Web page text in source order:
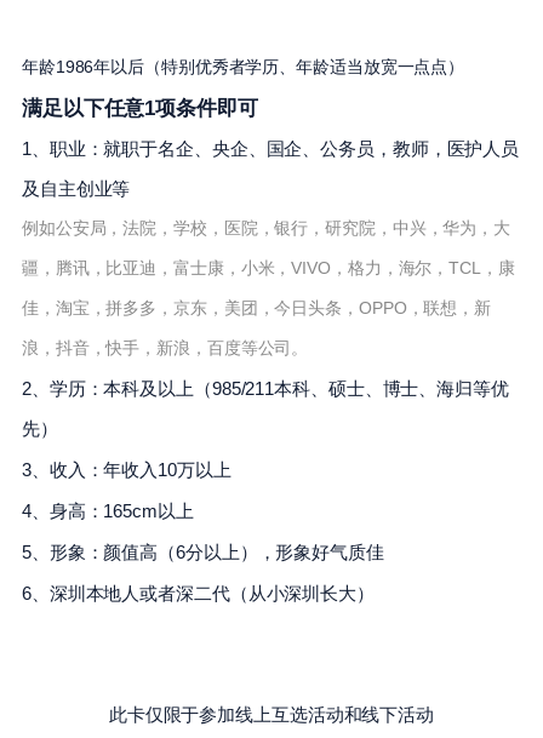
年龄1986年以后 （特别优秀者学历、年龄适当放宽一点点）
满足以下任意1项条件即可
1、职业：就职于名企、央企、国企、公务员，教师，医护人员
及自主创业等
例如公安局，法院，学校，医院，银行，研究院，中兴，华为，大
疆，腾讯，比亚迪，富士康，小米，VIVO，格力，海尔，TCL，康
佳，淘宝，拼多多，京东，美团，今日头条，OPPO，联想，新
浪，抖音，快手，新浪，百度等公司。
2、学历：本科及以上（985/211本科、硕士、博士、海归等优
先）
3、收入：年收入10万以上
4、身高：165cm以上
5、形象：颜值高（6分以上），形象好气质佳
6、深圳本地人或者深二代（从小深圳长大）
此卡仅限于参加线上互选活动和线下活动